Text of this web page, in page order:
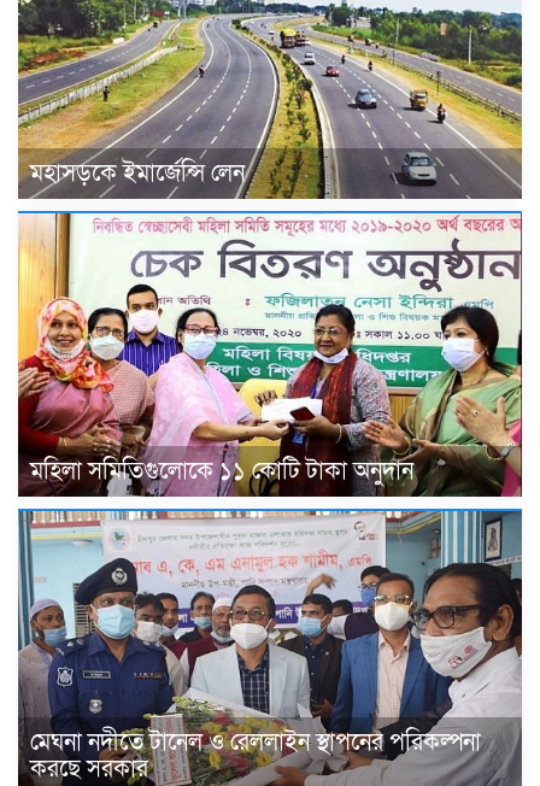
মহাসড়কে ইমার্জেন্সি লেন
মহিলা সমিতিগুলোকে ১১ কোটি টাকা অনুদান
মেঘনা নদীতে টানেল ও রেললাইন স্থাপনের পরিকল্পনা
করছে সরকার